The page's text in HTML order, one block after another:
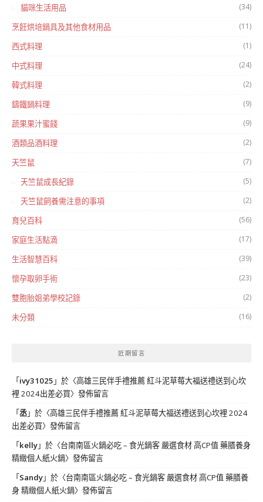
貓咪生活用品 (34)
烹飪烘培鍋具及其他食材用品 (11)
西式料理 (1)
中式料理 (24)
韓式料理 (2)
鑄鐵鍋料理 (9)
蔬果果汁蜜餞 (9)
酒類品酒料理 (2)
天竺鼠 (7)
天竺鼠成長紀錄 (5)
天竺鼠飼養需注意的事項 (2)
育兒百科 (56)
家庭生活點滴 (17)
生活智慧百科 (39)
懷孕取卵手術 (23)
雙胞胎姐弟學校記錄 (2)
未分類 (16)
近期留言
「 ivy31025 」於〈高雄三民伴手禮推薦 紅斗泥草莓大福送禮送到心坎
裡 2024出差必買〉發佈留言
「丞」於〈高雄三民伴手禮推薦 紅斗泥草莓大福送禮送到心坎裡 2024
出差必買〉發佈留言
「 kelly」於〈台南南區火鍋必吃 – 食光鍋客 嚴選食材 高CP值 藥膳養身
精緻個人紙火鍋〉發佈留言
「 Sandy」於〈台南南區火鍋必吃 – 食光鍋客 嚴選食材 高CP值 藥膳養
身 精緻個人紙火鍋〉發佈留言